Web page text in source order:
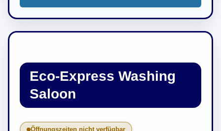
Eco-Express Washing
Saloon
Öffnungszeiten nicht verfügbar